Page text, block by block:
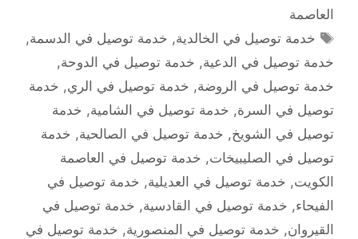
العاصمة
الوسوم
خدمة توصيل في الخالدية, خدمة توصيل في الدسمة,
خدمة توصيل في الدعية, خدمة توصيل في الدوحة,
خدمة توصيل في الروضة, خدمة توصيل في الري, خدمة
توصيل في السرة, خدمة توصيل في الشامية, خدمة
توصيل في الشويخ, خدمة توصيل في الصالحية, خدمة
توصيل في الصليبيخات, خدمة توصيل في العاصمة
الكويت, خدمة توصيل في العديلية, خدمة توصيل في
الفيحاء, خدمة توصيل في القادسية, خدمة توصيل في
القيروان, خدمة توصيل في المنصورية, خدمة توصيل في